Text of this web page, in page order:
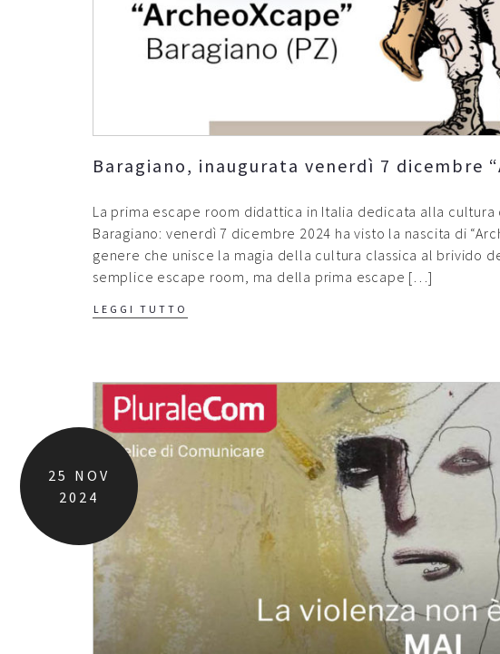
Baragiano, inaugurata venerdì 7 dicembre
La prima escape room didattica in Italia dedicata alla cultura
Baragiano: venerdì 7 dicembre 2024 ha visto la nascita di
genere che unisce la magia della cultura classica al brivido
semplice escape room, ma della prima escape […]
LEGGI TUTTO
25 NOV
2024